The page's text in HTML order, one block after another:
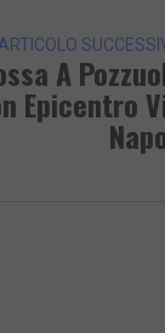
ARTICOLO
A
Epicentro